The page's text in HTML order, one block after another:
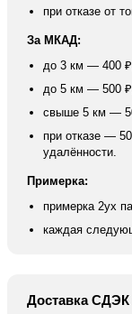
при отказе от
За МКАД:
до 3 км — 400
до 5 км — 500
свыше 5 км —
при отказе —
удалённости.
Примерка:
примерка 2ух
каждая
Доставка СДЭК